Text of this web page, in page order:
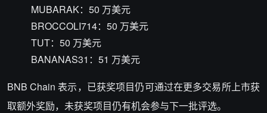
MUBARAK：50 万美元
BROCCOLI714：50 万美元
TUT：50 万美元
BANANAS31：51 万美元
BNB Chain 表示，已获奖项目仍可通过在更多交易所上市获
取额外奖励，未获奖项目仍有机会参与下一批评选。